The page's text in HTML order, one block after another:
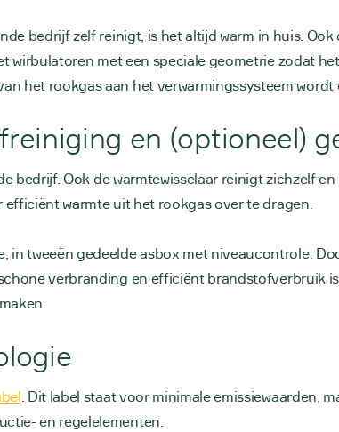
bedrijf zelf reinigt, is het altijd warm in huis. Ook
wirbulatoren met een speciale geometrie zodat
het rookgas aan het verwarmingssysteem
en (optioneel)
bedrijf. Ook de warmtewisselaar reinigt zichzelf
warmte uit het rookgas over te dragen.
in tweeën gedeelde asbox met niveaucontrole.
verbranding en efficiënt brandstofverbruik
. Dit label staat voor minimale emissiewaarden,
en regelelementen.